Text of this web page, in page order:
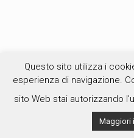
Questo sito utilizza i
esperienza di navigazione.
sito Web stai autorizzando
Maggiori